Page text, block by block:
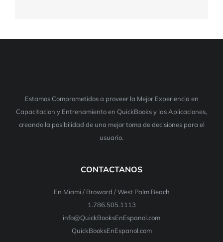
Estamos Comprometidos a proveer la Mejor Experiencia en
Capacitacion y Entrenamiento en QuickBooks y las Aplicaciones,
creando la posibilidad de una mejor toma de decisiones para el
usuario.
CONTACTANOS
En Miami / Broward / West Palm Beach
1.786.505.1113
info@QuickBooksEnEspanol.com
QuickBooksEnEspanol.com